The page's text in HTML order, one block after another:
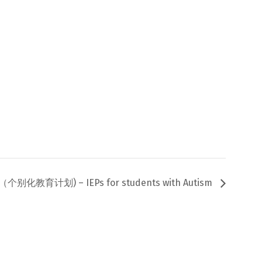
个别化教育计划) – IEPs for students with Autism